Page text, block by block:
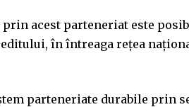
acest parteneriat este
în întreaga rețea
parteneriate durabile prin